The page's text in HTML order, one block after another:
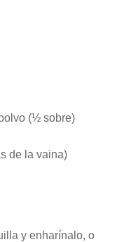
(½ sobre)
de la vaina)
y enharínalo, o